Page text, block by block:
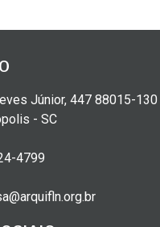
Júnior, 447 88015-130
- SC
4799